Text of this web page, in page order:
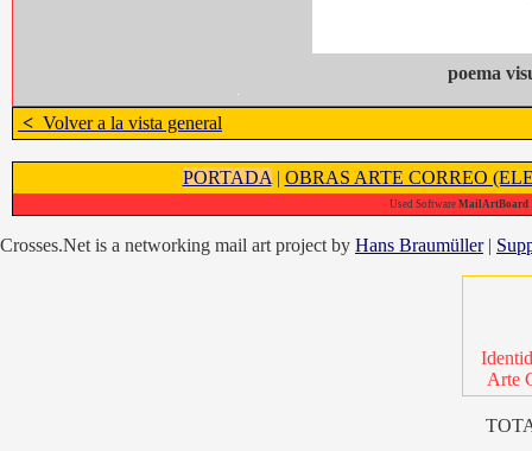
poema
< Volver a la vista general
PORTADA | OBRAS ARTE CORREO
Used Software MailArtBoard
Crosses.Net is a networking mail art project by Hans Braumüller|
Arte